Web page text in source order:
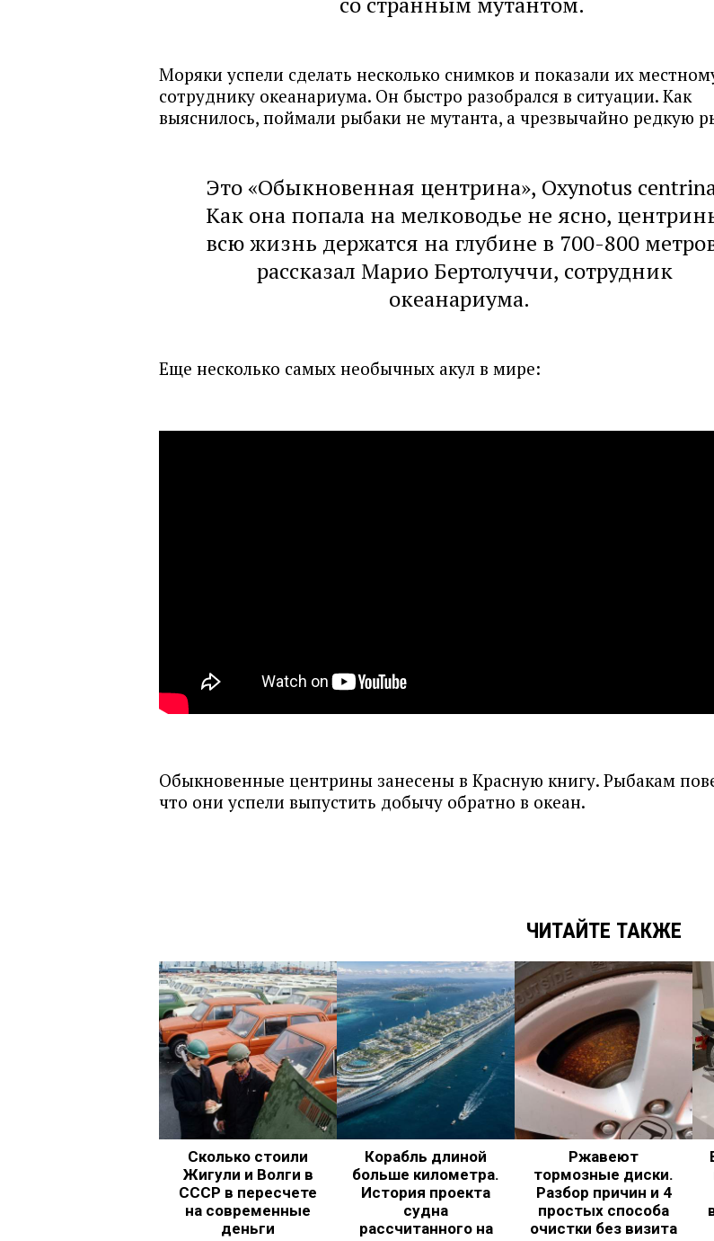
Моряки успели сделать несколько снимков и показали их
сотруднику океанариума. Он быстро разобрался в ситуации. Как
выяснилось, поймали рыбаки не мутанта, а чрезвычайно редкую
Это «Обыкновенная центрина», Oxynotus
Как она попала на мелководье не ясно,
всю жизнь держатся на глубине в 700-800
рассказал Марио Бертолуччи, сотрудник
океанариума.
Еще несколько самых необычных акул в мире:
Обыкновенные центрины занесены в Красную книгу. Рыбакам
что они успели выпустить добычу обратно в океан.
ЧИТАЙТЕ ТАКЖЕ
Сколько стоили
Жигули и Волги в
СССР в пересчете
на современные
деньги
Корабль длиной
больше километра.
История проекта
судна
рассчитанного на
Ржавеют
тормозные диски.
Разбор причин и 4
простых способа
очистки без визита